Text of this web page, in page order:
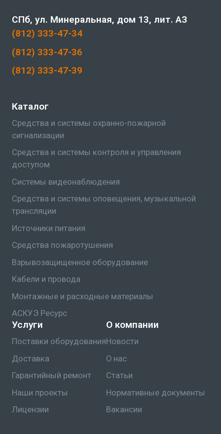
Каталог
Средства и системы охранно-пожарной
сигнализации
Средства и системы контроля и управления
доступом
Системы видеонаблюдения
Средства и системы оповещения, музыкальной
трансляции
Источники питания
Средства пожаротушения
Взрывозащищенное оборудование
Кабели и провода
Монтажные и расходные материалы
АСКУЭ Ресурс
Услуги
Поставки оборудования
Доставка
Гарантийный ремонт
Наши проекты
Лицензии
О компании
Новости
О нас
Статьи
Нормативные документы
Вакансии
(812) 333-47-34
(812) 333-47-36
(812) 333-47-39
СПб, ул. Минеральная, дом 13, лит. АЗ